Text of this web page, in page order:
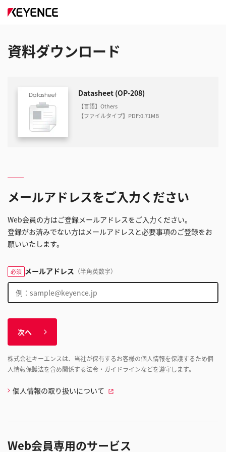
資料ダウンロード
Datasheet (OP-208)
【言語】Others
【ファイルタイプ】PDF:0.71MB
メールアドレスをご入力ください
Web会員の方はご登録メールアドレスをご入力ください。
登録がお済みでない方はメールアドレスと必要事項のご登録をお
願いいたします。
必須 メールアドレス （半角英数字）
次へ
株式会社キーエンスは、当社が保有するお客様の個人情報を保護するため個
人情報保護法を含め関係する法令・ガイドラインなどを遵守します。
個人情報の取り扱いについて
Web会員専用のサービス